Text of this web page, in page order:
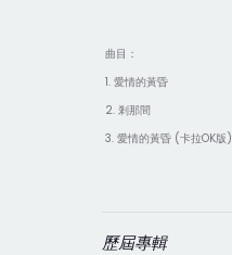
曲目：
1. 愛情的黃昏
2. 剎那間
3. 愛情的黃昏 (卡拉OK版)
歷屆專輯